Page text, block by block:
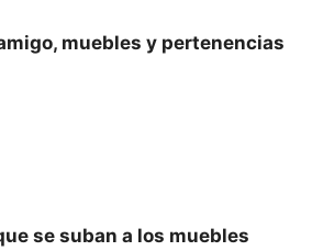
muebles y pertenencias
se suban a los muebles